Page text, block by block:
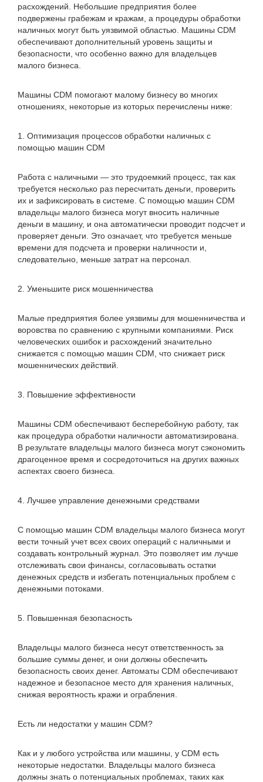
расхождений. Небольшие предприятия более
подвержены грабежам и кражам, а процедуры обработки
наличных могут быть уязвимой областью. Машины CDM
обеспечивают дополнительный уровень защиты и
безопасности, что особенно важно для владельцев
малого бизнеса.
Машины CDM помогают малому бизнесу во многих
отношениях, некоторые из которых перечислены ниже:
1. Оптимизация процессов обработки наличных с
помощью машин CDM
Работа с наличными — это трудоемкий процесс, так как
требуется несколько раз пересчитать деньги, проверить
их и зафиксировать в системе. С помощью машин CDM
владельцы малого бизнеса могут вносить наличные
деньги в машину, и она автоматически проводит подсчет и
проверяет деньги. Это означает, что требуется меньше
времени для подсчета и проверки наличности и,
следовательно, меньше затрат на персонал.
2. Уменьшите риск мошенничества
Малые предприятия более уязвимы для мошенничества и
воровства по сравнению с крупными компаниями. Риск
человеческих ошибок и расхождений значительно
снижается с помощью машин CDM, что снижает риск
мошеннических действий.
3. Повышение эффективности
Машины CDM обеспечивают бесперебойную работу, так
как процедура обработки наличности автоматизирована.
В результате владельцы малого бизнеса могут сэкономить
драгоценное время и сосредоточиться на других важных
аспектах своего бизнеса.
4. Лучшее управление денежными средствами
С помощью машин CDM владельцы малого бизнеса могут
вести точный учет всех своих операций с наличными и
создавать контрольный журнал. Это позволяет им лучше
отслеживать свои финансы, согласовывать остатки
денежных средств и избегать потенциальных проблем с
денежными потоками.
5. Повышенная безопасность
Владельцы малого бизнеса несут ответственность за
большие суммы денег, и они должны обеспечить
безопасность своих денег. Автоматы CDM обеспечивают
надежное и безопасное место для хранения наличных,
снижая вероятность кражи и ограбления.
Есть ли недостатки у машин CDM?
Как и у любого устройства или машины, у CDM есть
некоторые недостатки. Владельцы малого бизнеса
должны знать о потенциальных проблемах, таких как